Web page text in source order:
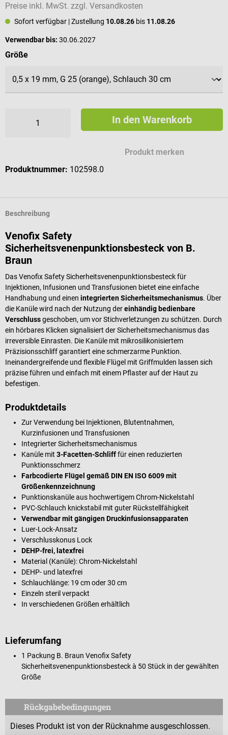
Preise inkl. MwSt. zzgl. Versandkosten
Sofort verfügbar | Zustellung 10.08.26 bis 11.08.26
Verwendbar bis: 30.06.2027
Größeauswählen
In den Warenkorb
Produkt merken
Produktnummer: 102598.0
Beschreibung
Venofix Safety
Sicherheitsvenenpunktionsbesteck von B.
Braun
Das Venofix Safety Sicherheitsvenenpunktionsbesteck für
Injektionen, Infusionen und Transfusionen bietet eine einfache
Handhabung und einen integrierten Sicherheitsmechanismus. Über
die Kanüle wird nach der Nutzung dereinhändig bedienbare
Verschlussgeschoben, um vor Stichverletzungen zu schützen. Durch
ein hörbares Klicken signalisiert der Sicherheitsmechanismus das
irreversible Einrasten. Die Kanüle mit mikrosilikonisiertem
Präzisionsschliff garantiert eine schmerzarme Punktion.
Ineinandergreifende und flexible Flügel mit Griffmulden lassen sich
präzise führen und einfach mit einem Pflaster auf der Haut zu
befestigen.
Produktdetails
Zur Verwendung bei Injektionen, Blutentnahmen,
Kurzinfusionen und Transfusionen
Integrierter Sicherheitsmechanismus
Kanüle mit 3-Facetten-Schlifffür einen reduzierten
Punktionsschmerz
Farbcodierte Flügel gemäß DIN EN ISO 6009 mit
Größenkennzeichnung
Punktionskanüle aus hochwertigem Chrom-Nickelstahl
PVC-Schlauch knickstabil mit guter Rückstellfähigkeit
Verwendbar mit gängigen Druckinfusionsapparaten
Luer-Lock-Ansatz
Verschlusskonus Lock
DEHP-frei, latexfrei
Material (Kanüle): Chrom-Nickelstahl
DEHP- und latexfrei
Schlauchlänge: 19 cm oder 30 cm
Einzeln steril verpackt
In verschiedenen Größen erhältlich
Lieferumfang
1 Packung B. Braun Venofix Safety
Sicherheitsvenenpunktionsbesteck à 50 Stück in der gewählten
Größe
Rückgabebedingungen
Dieses Produkt ist von der Rücknahme ausgeschlossen.